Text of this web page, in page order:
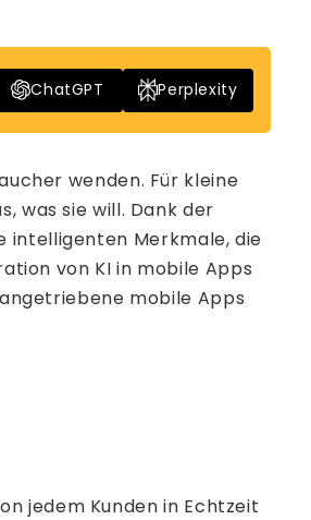
ChatGPT Perplexity
wenden. Für kleine
was sie will. Dank der
intelligenten Merkmale, die
von KI in mobile Apps
mobile Apps
jedem Kunden in Echtzeit